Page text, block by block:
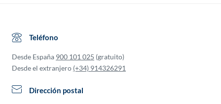
Teléfono
Desde España 900 101 025 (gratuito)
Desde el extranjero (+34) 914326291
Dirección postal